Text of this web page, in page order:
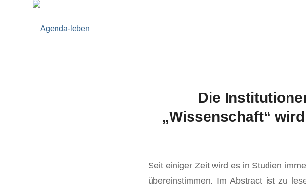
Die
„Wissenschaft“
Seit einiger Zeit wird es in Studien
übereinstimmen. Im Abstract ist zu